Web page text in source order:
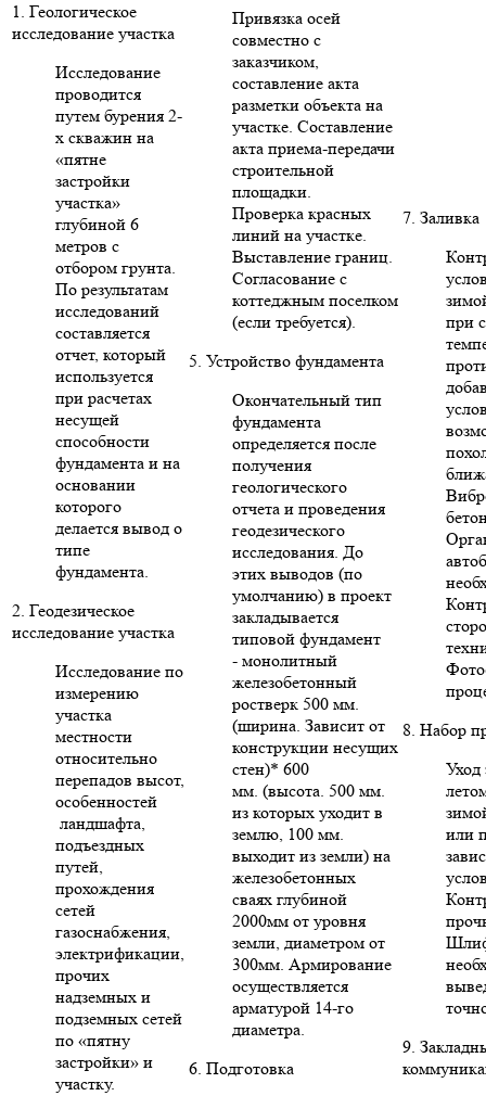
1. Геологическое
исследование участка
Исследование
проводится
путем бурения 2-
х скважин на
«пятне
застройки
участка»
глубиной 6
метров с
отбором грунта.
По результатам
исследований
составляется
отчет, который
используется
при расчетах
несущей
способности
фундамента и на
основании
которого
делается вывод о
типе
фундамента.
2. Геодезическое
исследование участка
Исследование по
измерению
участка
местности
относительно
перепадов высот,
особенностей
ландшафта,
подъездных
путей,
прохождения
сетей
газоснабжения,
электрификации,
прочих
надземных и
подземных сетей
по «пятну
застройки» и
участку.
Привязка осей
совместно с
заказчиком,
составление акта
разметки объекта на
участке. Составление
акта приема-передачи
строительной
площадки.
Проверка красных
линий на участке.
Выставление границ.
Согласование с
коттеджным поселком
(если требуется).
5. Устройство фундамента
Окончательный тип
фундамента
определяется после
получения
геологического
отчета и проведения
геодезического
исследования. До
этих выводов (по
умолчанию) в проект
закладывается
типовой фундамент
- монолитный
железобетонный
ростверк 500 мм.
(ширина. Зависит от
конструкции несущих
стен)* 600
мм. (высота. 500 мм.
из которых уходит в
землю, 100 мм.
выходит из земли) на
железобетонных
сваях глубиной
2000мм от уровня
земли, диаметром от
300мм. Армирование
осуществляется
арматурой 14-го
диаметра.
6. Подготовка
7. Заливка
при
8. Набор
Уход
или
9.